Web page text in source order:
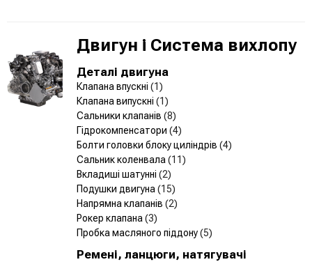
Двигун і Система вихлопу
Деталі двигуна
Клапана впускні (1)
Клапана випускні (1)
Сальники клапанів (8)
Гідрокомпенсатори (4)
Болти головки блоку циліндрів (4)
Сальник коленвала (11)
Вкладиші шатунні (2)
Подушки двигуна (15)
Напрямна клапанів (2)
Рокер клапана (3)
Пробка масляного піддону(5)
Ремені, ланцюги, натягувачі